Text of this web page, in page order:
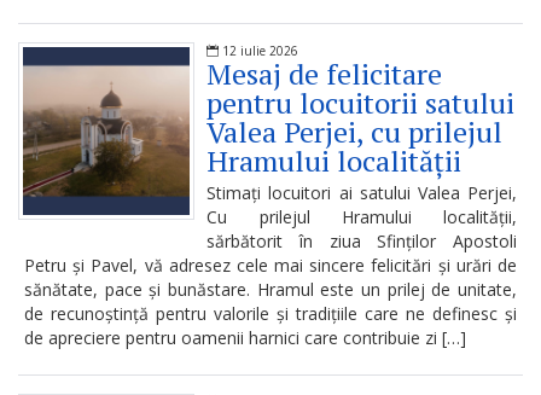
Linia
instituțională
pentru
informare
Transparență
Dispozițiile
președintelui
12 iulie 2026
Mesaj de felicitare
pentru locuitorii satului
Valea Perjei, cu prilejul
Hramului localității
Stimați locuitori ai satului Valea Perjei,
Cu prilejul Hramului localității,
sărbătorit în ziua Sfinților Apostoli
Petru și Pavel, vă adresez cele mai sincere felicitări și urări de
sănătate, pace și bunăstare. Hramul este un prilej de unitate,
de recunoștință pentru valorile și tradițiile care ne definesc și
de apreciere pentru oamenii harnici care contribuie zi […]